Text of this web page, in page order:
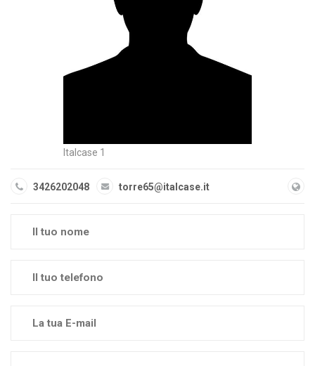
Italcase 1
3426202048 torre65@italcase.it